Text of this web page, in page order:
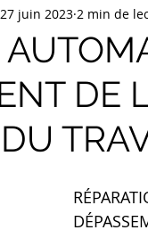
DE
27 juin 2023 2 min de